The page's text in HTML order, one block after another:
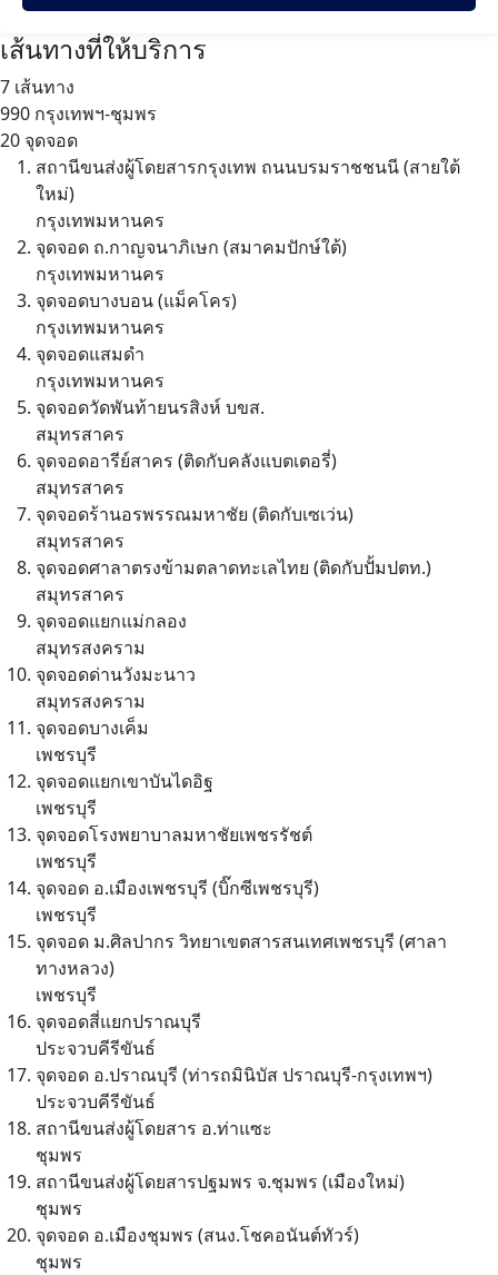
เส้นทางที่ให้บริการ
7 เส้นทาง
990 กรุงเทพฯ-ชุมพร
20 จุดจอด
สถานีขนส่งผู้โดยสารกรุงเทพ ถนนบรมราชชนนี (สายใต้
ใหม่)
กรุงเทพมหานคร
จุดจอด ถ.กาญจนาภิเษก (สมาคมปักษ์ใต้)
กรุงเทพมหานคร
จุดจอดบางบอน (แม็คโคร)
กรุงเทพมหานคร
จุดจอดแสมดำ
กรุงเทพมหานคร
จุดจอดวัดพันท้ายนรสิงห์ บขส.
สมุทรสาคร
จุดจอดอารีย์สาคร (ติดกับคลังแบตเตอรี่)
สมุทรสาคร
จุดจอดร้านอรพรรณมหาชัย (ติดกับเซเว่น)
สมุทรสาคร
จุดจอดศาลาตรงข้ามตลาดทะเลไทย (ติดกับปั้มปตท.)
สมุทรสาคร
จุดจอดแยกแม่กลอง
สมุทรสงคราม
จุดจอดด่านวังมะนาว
สมุทรสงคราม
จุดจอดบางเค็ม
เพชรบุรี
จุดจอดแยกเขาบันไดอิฐ
เพชรบุรี
จุดจอดโรงพยาบาลมหาชัยเพชรรัชต์
เพชรบุรี
จุดจอด อ.เมืองเพชรบุรี (บิ๊กซีเพชรบุรี)
เพชรบุรี
จุดจอด ม.ศิลปากร วิทยาเขตสารสนเทศเพชรบุรี (ศาลา
ทางหลวง)
เพชรบุรี
จุดจอดสี่แยกปราณบุรี
ประจวบคีรีขันธ์
จุดจอด อ.ปราณบุรี (ท่ารถมินิบัส ปราณบุรี-กรุงเทพฯ)
ประจวบคีรีขันธ์
สถานีขนส่งผู้โดยสาร อ.ท่าแซะ
ชุมพร
สถานีขนส่งผู้โดยสารปฐมพร จ.ชุมพร (เมืองใหม่)
ชุมพร
จุดจอด อ.เมืองชุมพร (สนง.โชคอนันต์ทัวร์)
ชุมพร